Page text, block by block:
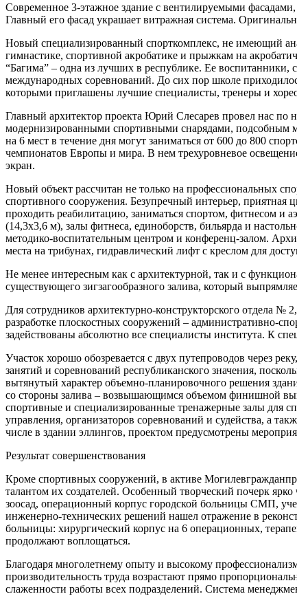
Современное 3-этажное здание с вентилируемыми
Главный его фасад украшает витражная система.
Новый специализированный спорткомплекс, не имеющий
гимнастике, спортивной акробатике и прыжкам на
“Багима” – одна из лучших в республике. Ее воспитанники,
международных соревнований. До сих пор школе
которыми приглашены лучшие специалисты, тренеры и
Главный архитектор проекта Юрий Слесарев провел нас
модернизированными спортивными снарядами, подсобным
на 6 мест в течение дня могут заниматься от 600 до 800
чемпионатов Европы и мира. В нем трехуровневое
экран.
Новый объект рассчитан не только на профессиональных
спортивного сооружения. Безупречный интерьер, приятная
проходить реабилитацию, заниматься спортом, фитнесом и
(14,3х3,6 м), залы фитнеса, единоборств, бильярда и
методико-воспитательным центром и конференц-залом.
места на трибунах, гидравлический лифт с креслом для
Не менее интересным как с архитектурной, так и с
существующего зигзагообразного залива, который
Для сотрудников архитектурно-конструкторского отдела №
разработке плоскостных сооружений – административно-
задействованы абсолютно все специалисты института. К
Участок хорошо обозревается с двух путепроводов через
занятий и соревнований республиканского значения,
вытянутый характер объемно-планировочного решения
со стороны залива – возвышающимся объемом финишной
спортивные и специализированные тренажерные залы для
управления, организаторов соревнований и судейства, а
числе в здании эллингов, проектом предусмотрены
Результат совершенствования
Кроме спортивных сооружений, в активе
талантом их создателей. Особенный творческий почерк
зоосад, операционный корпус городской больницы СМП,
инженерно-технических решений нашел отражение в
больницы: хирургический корпус на 6 операционных,
продолжают воплощаться.
Благодаря многолетнему опыту и высокому
производительность труда возрастают прямо
слаженности работы всех подразделений. Система